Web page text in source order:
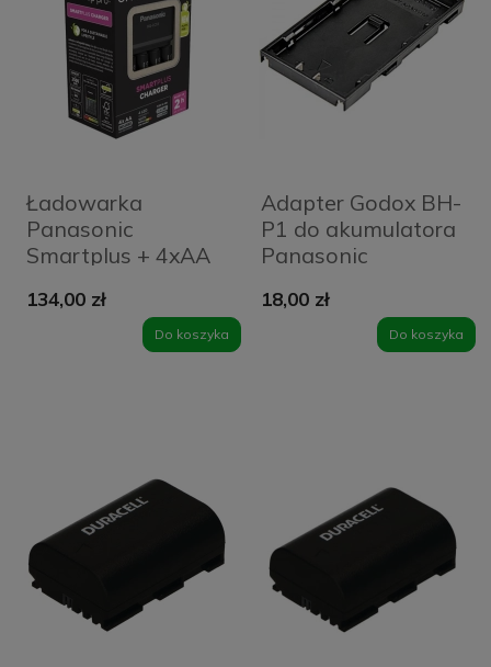
Ładowarka
Panasonic
Smartplus + 4xAA
2500mAh
134,00 zł
Do koszyka
Adapter Godox BH-
P1 do akumulatora
Panasonic
18,00 zł
Do koszyka